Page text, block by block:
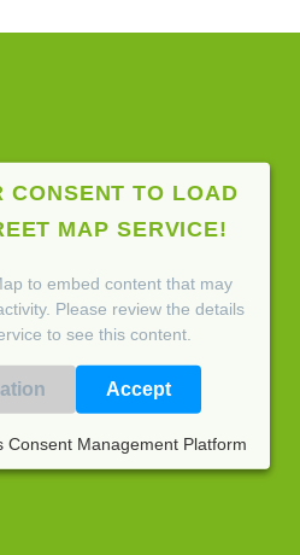
CONSENT TO LOAD
MAP SERVICE!
to embed content that may
Please review the details
to see this content.
Accept
Consent Management Platform